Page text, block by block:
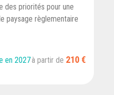
des priorités pour une
paysage règlementaire
en 2027à partir de 210 €